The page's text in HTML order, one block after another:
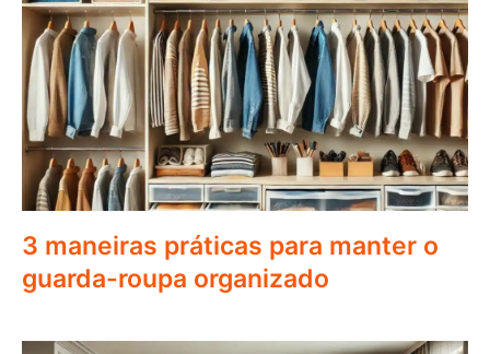
3 maneiras práticas para manter o
guarda-roupa organizado